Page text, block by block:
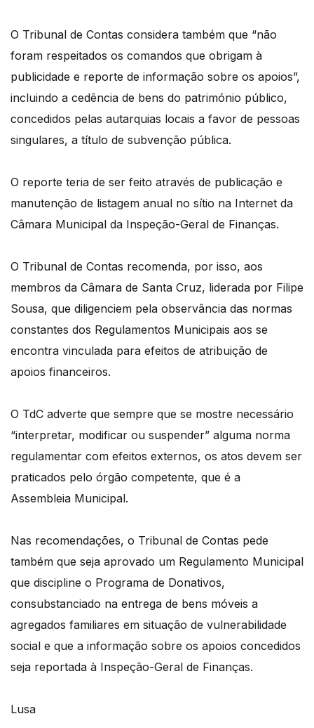
O Tribunal de Contas considera também que “não
foram respeitados os comandos que obrigam à
publicidade e reporte de informação sobre os apoios”,
incluindo a cedência de bens do património público,
concedidos pelas autarquias locais a favor de pessoas
singulares, a título de subvenção pública.
O reporte teria de ser feito através de publicação e
manutenção de listagem anual no sítio na Internet da
Câmara Municipal da Inspeção-Geral de Finanças.
O Tribunal de Contas recomenda, por isso, aos
membros da Câmara de Santa Cruz, liderada por Filipe
Sousa, que diligenciem pela observância das normas
constantes dos Regulamentos Municipais aos se
encontra vinculada para efeitos de atribuição de
apoios financeiros.
O TdC adverte que sempre que se mostre necessário
“interpretar, modificar ou suspender” alguma norma
regulamentar com efeitos externos, os atos devem ser
praticados pelo órgão competente, que é a
Assembleia Municipal.
Nas recomendações, o Tribunal de Contas pede
também que seja aprovado um Regulamento Municipal
que discipline o Programa de Donativos,
consubstanciado na entrega de bens móveis a
agregados familiares em situação de vulnerabilidade
social e que a informação sobre os apoios concedidos
seja reportada à Inspeção-Geral de Finanças.
Lusa